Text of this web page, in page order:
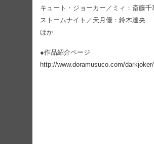
キュート・ジョーカー／ミィ：斎藤千
ストームナイト／天月優：鈴木達央
ほか
●作品紹介ページ
http://www.doramusuco.com/darkjoker/